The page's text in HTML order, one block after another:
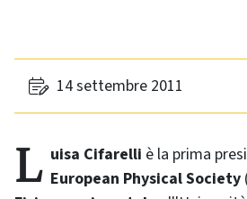
14 settembre 2011
Luisa Cifarelli è la prima
European Physical Society